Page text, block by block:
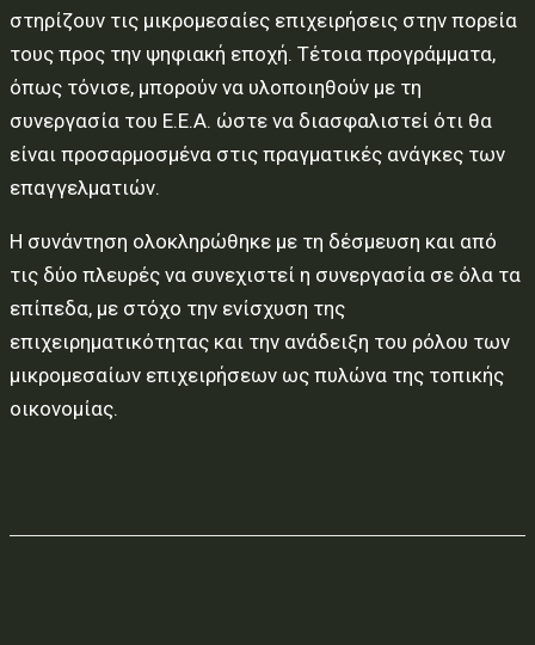
στηρίζουν τις μικρομεσαίες επιχειρήσεις στην πορεία
τους προς την ψηφιακή εποχή. Τέτοια προγράμματα,
όπως τόνισε, μπορούν να υλοποιηθούν με τη
συνεργασία του Ε.Ε.Α. ώστε να διασφαλιστεί ότι θα
είναι προσαρμοσμένα στις πραγματικές ανάγκες των
επαγγελματιών.
Η συνάντηση ολοκληρώθηκε με τη δέσμευση και από
τις δύο πλευρές να συνεχιστεί η συνεργασία σε όλα τα
επίπεδα, με στόχο την ενίσχυση της
επιχειρηματικότητας και την ανάδειξη του ρόλου των
μικρομεσαίων επιχειρήσεων ως πυλώνα της τοπικής
οικονομίας.